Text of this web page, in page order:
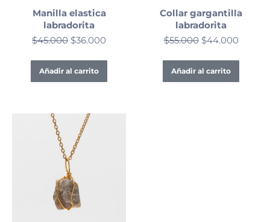
Manilla elastica
labradorita
$45.000 $36.000
Añadir al carrito
Collar gargantilla
labradorita
$55.000 $44.000
Añadir al carrito